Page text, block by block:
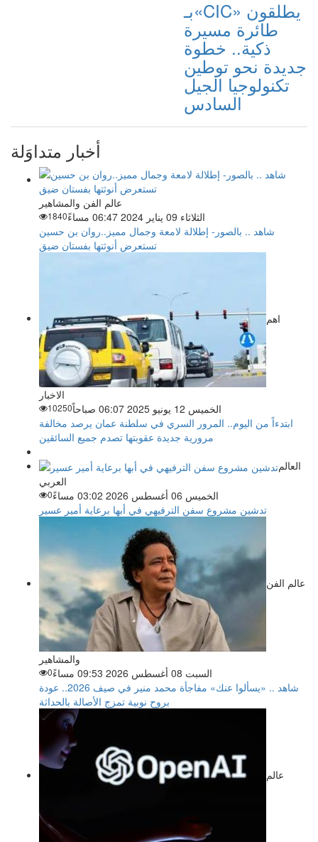
بـ«CIC» يطلقون
طائرة مسيرة
ذكية.. خطوة
جديدة نحو توطين
تكنولوجيا الجيل
السادس
أخبار متداوَلة
عالم الفن والمشاهير
الثلاثاء 09 يناير 2024 06:47 مساءً
1840
شاهد .. بالصور- إطلالة لامعة وجمال مميز..روان بن حسين
تستعرض أنوثتها بفستان ضيق
اهم
الاخبار
الخميس 12 يونيو 2025 06:07 صباحاً
10250
ابتدءاً من اليوم.. المرور السري في سلطنة عمان يرصد مخالفة
مرورية جديدة عقوبتها تصدم جميع السائقين
العالم
العربي
الخميس 06 أغسطس 2026 03:02 مساءً
0
تدشين مشروع سفن الترفيهي في أبها برعاية أمير عسير
عالم الفن
والمشاهير
السبت 08 أغسطس 2026 09:53 مساءً
0
شاهد .. «يسألوا عنك» مفاجأة محمد منير في صيف 2026.. عودة
بروح نوبية تمزج الأصالة بالحداثة
عالم